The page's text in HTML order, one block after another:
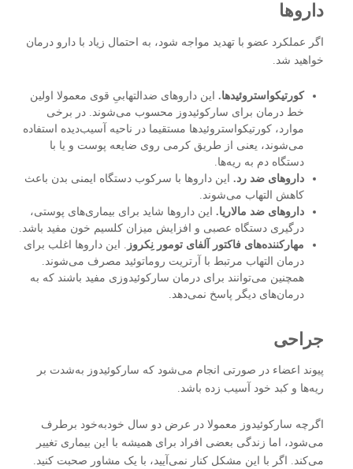
داروها
اگر عملکرد عضو با تهدید مواجه شود، به احتمال زیاد با دارو درمان
خواهید شد.
کورتیکواستروئیدها.این داروهای ضدالتهابیِ قوی معمولا اولین
خط درمان برای سارکوئیدوز محسوب می‌شوند. در برخی
موارد، کورتیکواستروئیدها مستقیما در ناحیه آسیب‌دیده استفاده
می‌شوند، یعنی از طریق کرمی روی ضایعه پوست و یا با
دستگاه دم به ریه‌ها.
داروهای ضد رد.این داروها با سرکوب دستگاه ایمنی بدن باعث
کاهش التهاب می‌شوند.
داروهای ضد مالاریا.این داروها شاید برای بیماری‌های پوستی،
درگیری دستگاه عصبی و افزایش میزان کلسیم خون مفید باشد.
مهارکننده‌های فاکتور آلفای تومور نِکروز . این داروها اغلب برای
درمان التهاب مرتبط با آرتریت روماتوئید مصرف می‌شوند.
همچنین می‌توانند برای درمان سارکوئیدوزی مفید باشند که به
درمان‌های دیگر پاسخ نمی‌دهد.
جراحی
پیوند اعضاء در صورتی انجام می‌شود که سارکوئیدوز به‌شدت بر
ریه‌ها و کبد خود آسیب زده باشد.
اگرچه سارکوئیدوز معمولا در عرض دو سال خودبه‌خود برطرف
می‌شود، اما زندگی بعضی افراد برای همیشه با این بیماری تغییر
می‌کند. اگر با این مشکل کنار نمی‌آیید، با یک مشاور صحبت کنید.